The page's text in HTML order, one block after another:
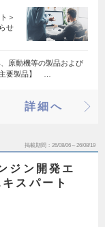
＞
せ
原動機等の製品および
主要製品】 …
詳細へ
掲載期間 26/08/06～26/08/19
ジン開発エ
スパート